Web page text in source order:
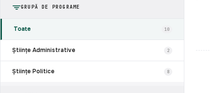
GRUPĂ DE PROGRAME
Toate 10
Științe Administrative 2
Științe Politice 8